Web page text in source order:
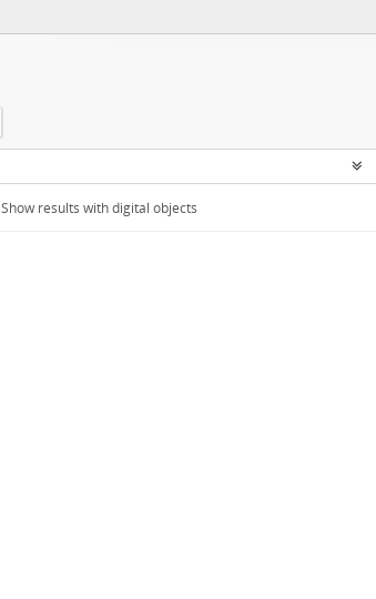
Show results with digital objects